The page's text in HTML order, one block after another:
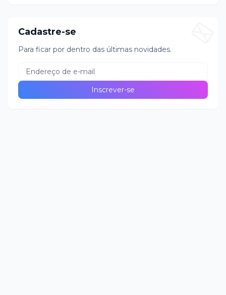
Cadastre-se
Para ficar por dentro das últimas novidades.